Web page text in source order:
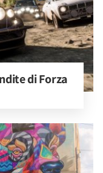
di Forza